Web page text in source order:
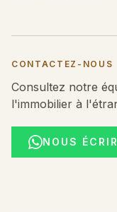
CONTACTEZ-NOUS
Consultez notre
l'immobilier à
NOUS